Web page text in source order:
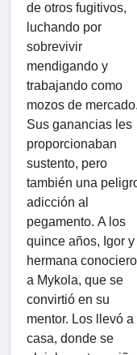
de otros fugitivos,
luchando por
sobrevivir
mendigando y
trabajando como
mozos de mercado.
Sus ganancias les
proporcionaban
sustento, pero
también una
adicción al
pegamento. A los
quince años, Igor y
hermana
a Mykola, que se
convirtió en su
mentor. Los llevó a
casa, donde se